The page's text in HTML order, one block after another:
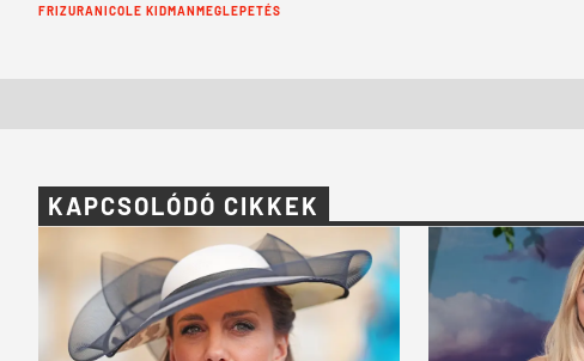
Cimkék:
FRIZURA NICOLE KIDMAN MEGLEPETÉS
KAPCSOLÓDÓ CIKKEK